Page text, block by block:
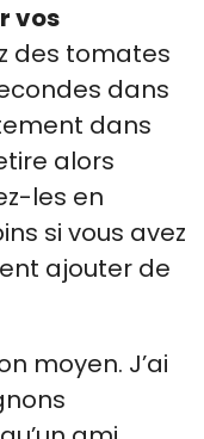
vos
des tomates
dans
dans
alors
les en
si vous avez
ajouter de
moyen. J’ai